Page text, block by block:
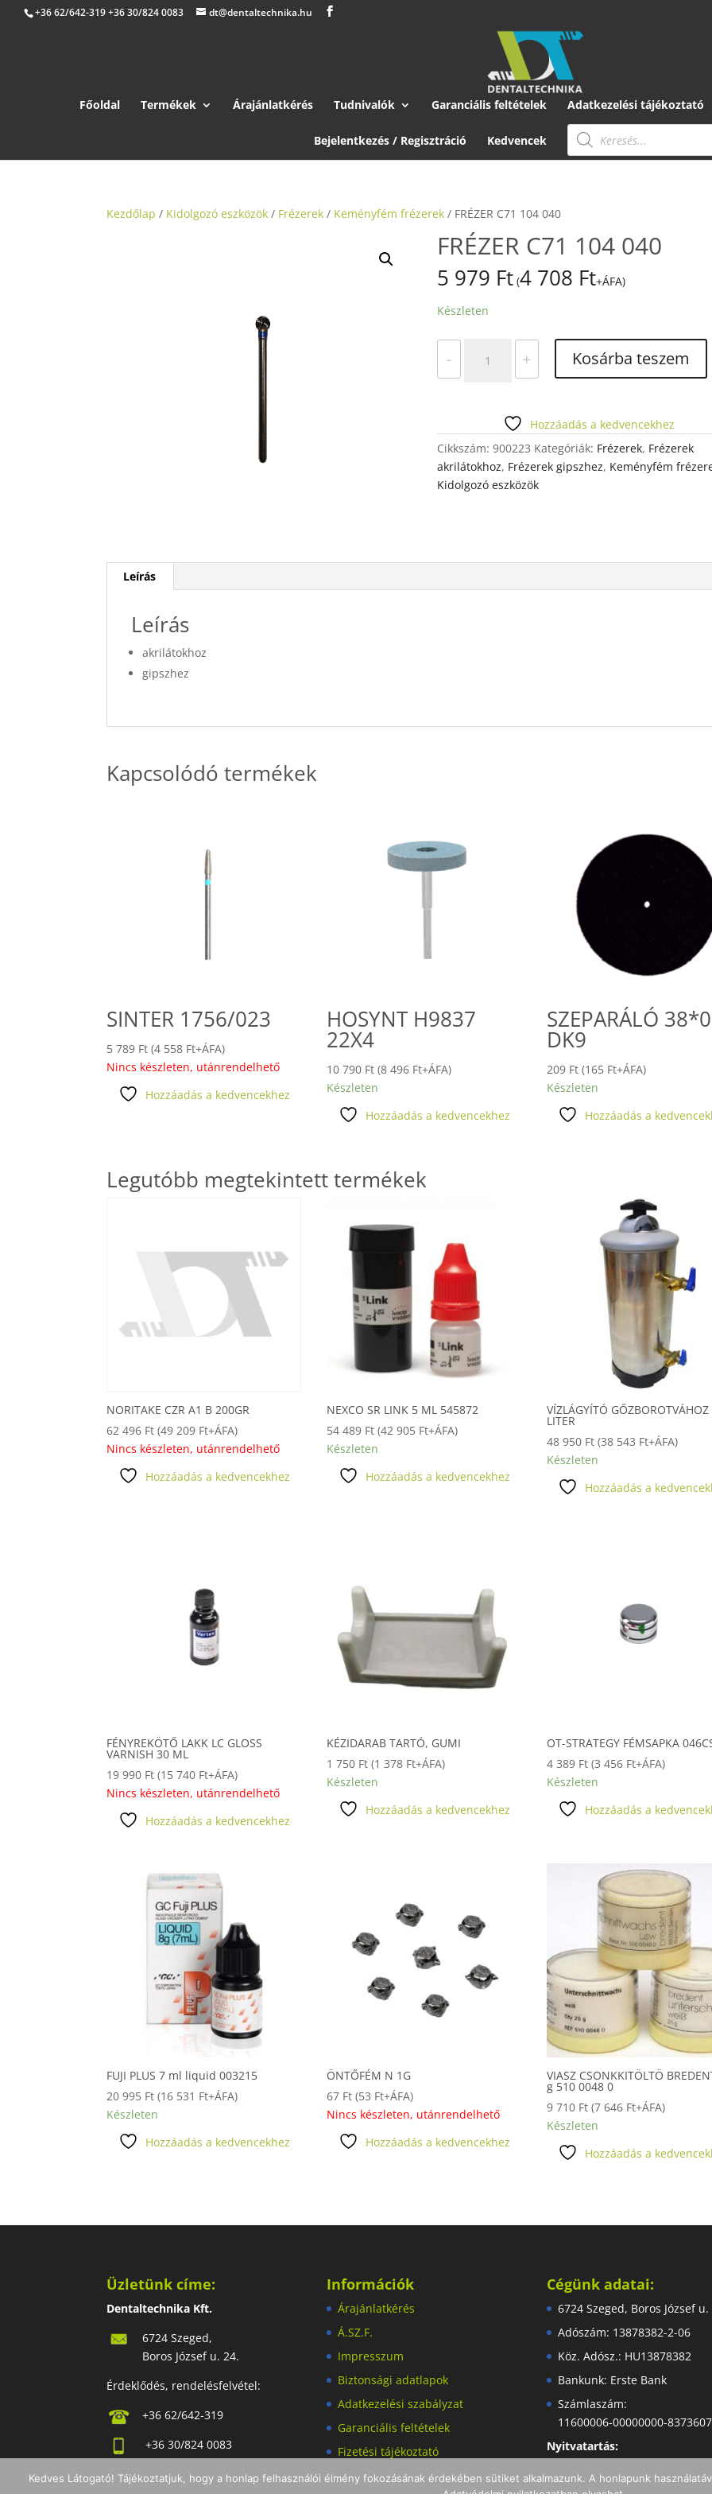
+36 62/642-319 +36 30/824 0083 dt@dentaltechnika.hu
Főoldal Termékek Árajánlatkérés Tudnivalók Garanciális feltételek Adatkezelési tájékoztató
Bejelentkezés / Regisztráció Kedvencek
Products
search
Kezdőlap / Kidolgozó eszközök / Frézerek / Keményfém frézerek / FRÉZER C71 104 040
FRÉZER C71 104 040
5 979 Ft (4 708 Ft+ÁFA)
Készleten
-
mennyiség
+ Kosárba teszem
Hozzáadás a kedvencekhez
Cikkszám: 900223 Kategóriák: Frézerek, Frézerek
akrilátokhoz, Frézerek gipszhez, Keményfém
Kidolgozó eszközök
Leírás
Leírás
akrilátokhoz
gipszhez
Kapcsolódó termékek
SINTER 1756/023
5 789 Ft (4 558 Ft+ÁFA)
Nincs készleten, utánrendelhető
Hozzáadás a kedvencekhez
HOSYNT H9837
22X4
10 790 Ft (8 496 Ft+ÁFA)
Készleten
Hozzáadás a kedvencekhez
SZEPARÁLÓ
DK9
209 Ft (165 Ft+ÁFA)
Készleten
Hozzáadás a
Legutóbb megtekintett termékek
NORITAKE CZR A1 B 200GR
62 496 Ft (49 209 Ft+ÁFA)
Nincs készleten, utánrendelhető
Hozzáadás a kedvencekhez
NEXCO SR LINK 5 ML 545872
54 489 Ft (42 905 Ft+ÁFA)
Készleten
Hozzáadás a kedvencekhez
VÍZLÁGYÍTÓ GŐZBOROTVÁHOZ
LITER
48 950 Ft (38 543 Ft+ÁFA)
Készleten
Hozzáadás a
FÉNYREKÖTŐ LAKK LC GLOSS
VARNISH 30 ML
19 990 Ft (15 740 Ft+ÁFA)
Nincs készleten, utánrendelhető
Hozzáadás a kedvencekhez
KÉZIDARAB TARTÓ, GUMI
1 750 Ft (1 378 Ft+ÁFA)
Készleten
Hozzáadás a kedvencekhez
OT-STRATEGY FÉMSAPKA
4 389 Ft (3 456 Ft+ÁFA)
Készleten
Hozzáadás a
FUJI PLUS 7 ml liquid 003215
20 995 Ft (16 531 Ft+ÁFA)
Készleten
Hozzáadás a kedvencekhez
ÖNTŐFÉM N 1G
67 Ft (53 Ft+ÁFA)
Nincs készleten, utánrendelhető
Hozzáadás a kedvencekhez
VIASZ CSONKKITÖLTÖ
g 510 0048 0
9 710 Ft (7 646 Ft+ÁFA)
Készleten
Hozzáadás a
Üzletünk címe:
Dentaltechnika Kft.
6724 Szeged,
Boros József u. 24.
Érdeklődés, rendelésfelvétel:
+36 62/642-319
+36 30/824 0083
dt@dentaltechnika.hu
Információk
Árajánlatkérés
Á.SZ.F.
Impresszum
Biztonsági adatlapok
Adatkezelési szabályzat
Garanciális feltételek
Fizetési tájékoztató
Szállítási tájékoztató
Cégünk adatai:
6724 Szeged, Boros József u.
Adószám: 13878382-2-06
Köz. Adósz.: HU13878382
Bankunk: Erste Bank
Számlaszám:
11600006-00000000-
Nyitvatartás:
Kedves Látogató! Tájékoztatjuk, hogy a honlap felhasználói élmény fokozásának érdekében sütiket alkalmazunk. A honlapunk